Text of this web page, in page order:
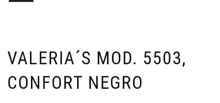
VALERIA´S MOD. 5503,
CONFORT NEGRO